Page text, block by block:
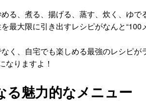
る、煮る、揚げる、蒸す、炊く、ゆ
最大限に引き出すレシピがなんと“100
く、自宅でも楽しめる最強のレシピ
なりますよ！
る魅力的なメニュー